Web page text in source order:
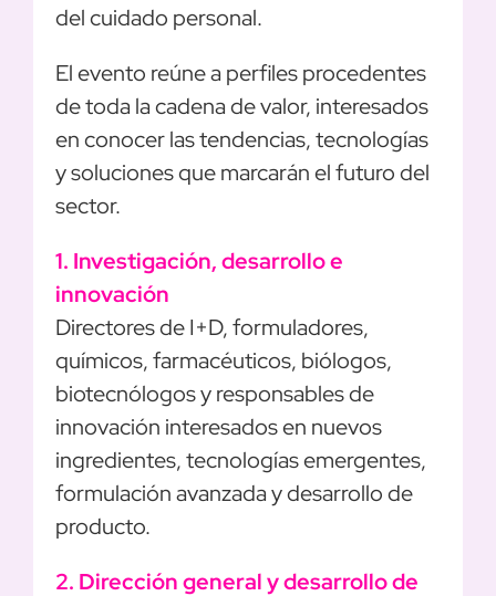
PATROCINIOS
NOSOTROS
del cuidado personal.
El evento reúne a perfiles procedentes
de toda la cadena de valor, interesados
en conocer las tendencias, tecnologías
y soluciones que marcarán el futuro del
sector.
1. Investigación, desarrollo e
innovación
Directores de I+D, formuladores,
químicos, farmacéuticos, biólogos,
biotecnólogos y responsables de
innovación interesados en nuevos
ingredientes, tecnologías emergentes,
formulación avanzada y desarrollo de
producto.
2. Dirección general y desarrollo de